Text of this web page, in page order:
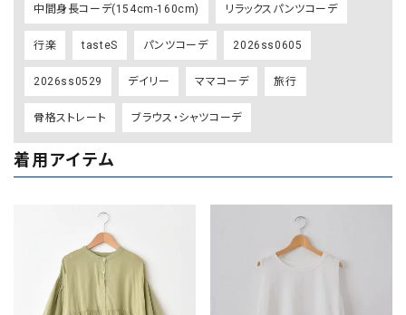
中間身長コーデ(154cm-160cm) リラックスパンツコーデ
行楽 tasteS パンツコーデ 2026ss0605
2026ss0529 デイリー ママコーデ 旅行
骨格ストレート ブラウス・シャツコーデ
着用アイテム